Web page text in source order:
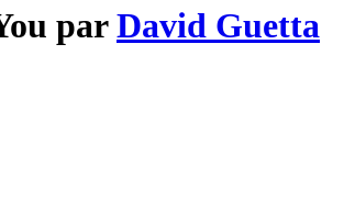
parDavid Guetta